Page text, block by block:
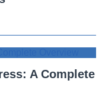
A Complete